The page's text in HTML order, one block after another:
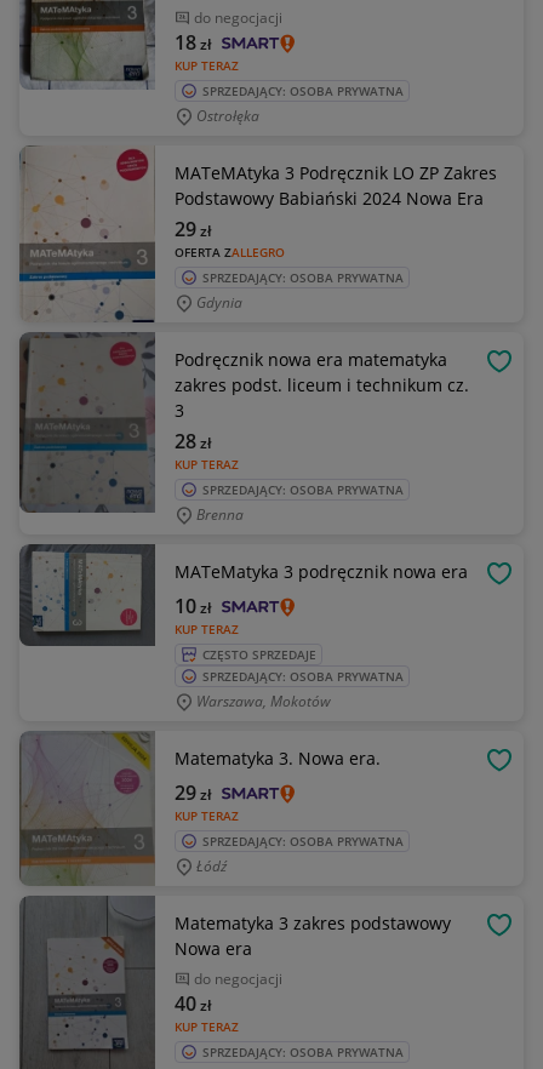
do negocjacji
KUP TERAZ
18zł
SPRZEDAJĄCY: OSOBA PRYWATNA
Ostrołęka
MATeMAtyka 3 Podręcznik LO ZP Zakres
Podstawowy Babiański 2024 Nowa Era
OFERTA ZALLEGRO
29zł
SPRZEDAJĄCY: OSOBA PRYWATNA
Gdynia
Podręcznik nowa era matematyka
zakres podst. liceum i technikum cz.
3
KUP TERAZ
28zł
SPRZEDAJĄCY: OSOBA PRYWATNA
Brenna
MATeMatyka 3 podręcznik nowa era
KUP TERAZ
10zł
CZĘSTO SPRZEDAJE
SPRZEDAJĄCY: OSOBA PRYWATNA
Warszawa, Mokotów
Matematyka 3. Nowa era.
KUP TERAZ
29zł
SPRZEDAJĄCY: OSOBA PRYWATNA
Łódź
Matematyka 3 zakres podstawowy
Nowa era
do negocjacji
KUP TERAZ
40zł
SPRZEDAJĄCY: OSOBA PRYWATNA